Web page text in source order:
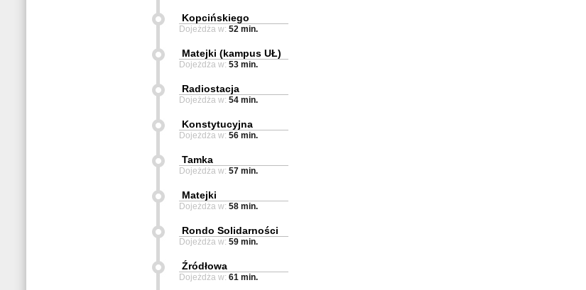
Kopcińskiego
Dojeżdża w: 52 min.
Matejki (kampus UŁ)
Dojeżdża w: 53 min.
Radiostacja
Dojeżdża w: 54 min.
Konstytucyjna
Dojeżdża w: 56 min.
Tamka
Dojeżdża w: 57 min.
Matejki
Dojeżdża w: 58 min.
Rondo Solidarności
Dojeżdża w: 59 min.
Źródłowa
Dojeżdża w: 61 min.